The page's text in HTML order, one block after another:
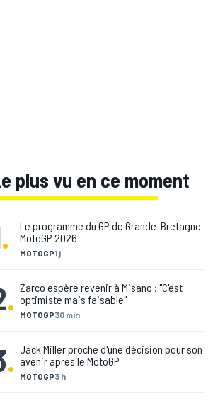
plus vu en ce moment
. MOTOGP1 j
Le programme du GP de Grande-Bretagne
MotoGP 2026
. MOTOGP30 min
Zarco espère revenir à Misano : "C'est
optimiste mais faisable"
. MOTOGP3 h
Jack Miller proche d'une décision pour son
avenir après le MotoGP